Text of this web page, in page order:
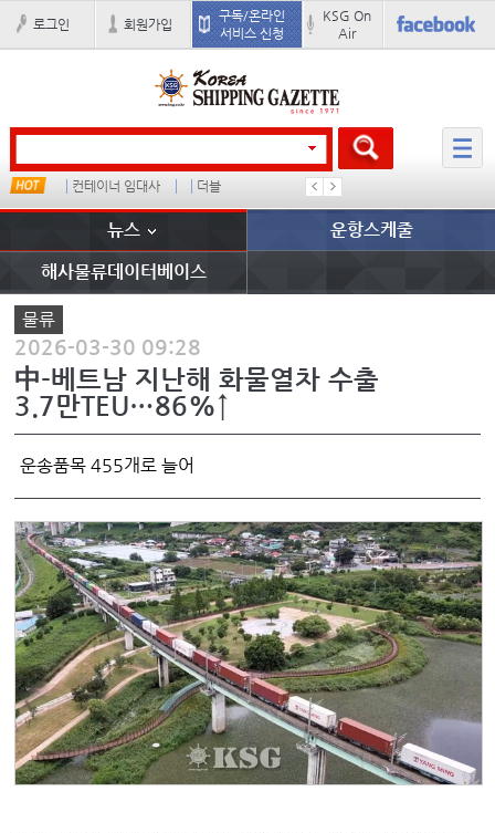
로그인 회원가입
구독/온라인
서비스 신청
KSG On
Air
컨테이너 임대사 더블 미국
뉴스 운항스케줄
해사물류데이터베이스
물류
2026-03-30 09:28
中-베트남 지난해 화물열차 수출
3.7만TEU…86%↑
운송품목 455개로 늘어